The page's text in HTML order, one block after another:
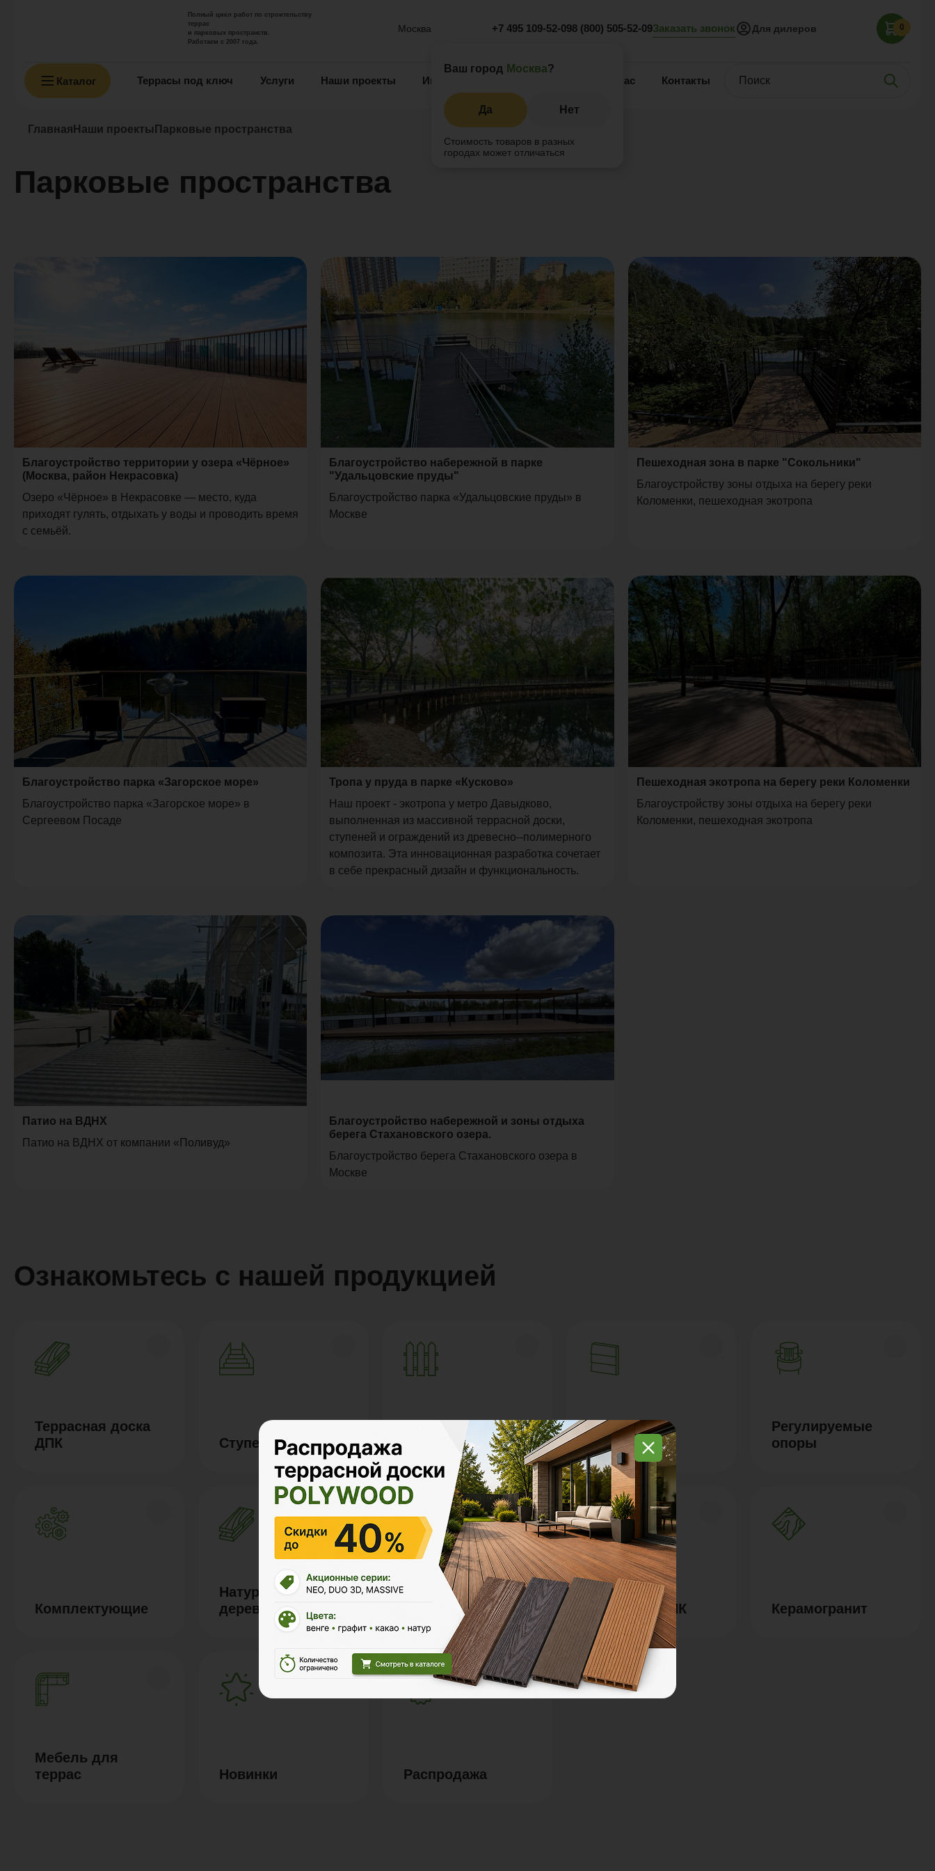
Полный цикл работ по строительству
террас
и парковых пространств.
Работаем с 2007 года.
Москва
Ваш город Москва?
Да Нет
Стоимость товаров в разных
городах может отличаться
+7 495 109-52-098 (800) 505-52-09Заказать звонок Для дилеров 0
Каталог Террасы под ключ Услуги Наши проекты Информация О нас Контакты
Главная Наши проекты Парковые пространства
Парковые пространства
Благоустройство территории у озера «Чёрное»
(Москва, район Некрасовка)
Озеро «Чёрное» в Некрасовке — место, куда
приходят гулять, отдыхать у воды и проводить время
с семьёй.
Благоустройство набережной в парке
"Удальцовские пруды"
Благоустройство парка «Удальцовские пруды» в
Москве
Пешеходная зона в парке "Сокольники"
Благоустройству зоны отдыха на берегу реки
Коломенки, пешеходная экотропа
Благоустройство парка «Загорское море»
Благоустройство парка «Загорское море» в
Сергеевом Посаде
Тропа у пруда в парке «Кусково»
Наш проект - экотропа у метро Давыдково,
выполненная из массивной террасной доски,
ступеней и ограждений из древесно--полимерного
композита. Эта инновационная разработка сочетает
в себе прекрасный дизайн и функциональность.
Пешеходная экотропа на берегу реки Коломенки
Благоустройству зоны отдыха на берегу реки
Коломенки, пешеходная экотропа
Патио на ВДНХ
Патио на ВДНХ от компании «Поливуд»
Благоустройство набережной и зоны отдыха
берега Стахановского озера.
Благоустройство берега Стахановского озера в
Москве
Ознакомьтесь с нашей продукцией
Террасная доска
ДПК
Ступени из ДПК
Заборы и
ограждения
Сайдинг ДПК
Регулируемые
опоры
Комплектующие
Натуральное
дерево
Маркизы и
перголы
Грядки из ДПК Керамогранит
Мебель для
террас
Новинки Распродажа